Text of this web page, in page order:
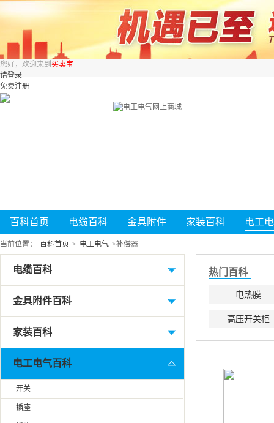
您好，欢迎来到 买卖宝
请登录
免费注册
百科首页 电缆百科 金具附件 家装百科 电工
当前位置： 百科首页 > 电工电气 >补偿器
电缆百科
金具附件百科
家装百科
电工电气百科
开关
插座
热门百科
电热膜
高压开关柜